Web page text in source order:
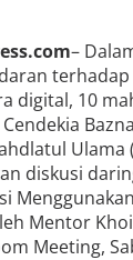
–
terhadap
digital, 10
Ulama
diskusi
Mentor
Meeting,